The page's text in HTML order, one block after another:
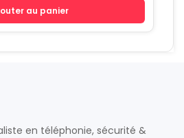
au panier
en téléphonie, sécurité &